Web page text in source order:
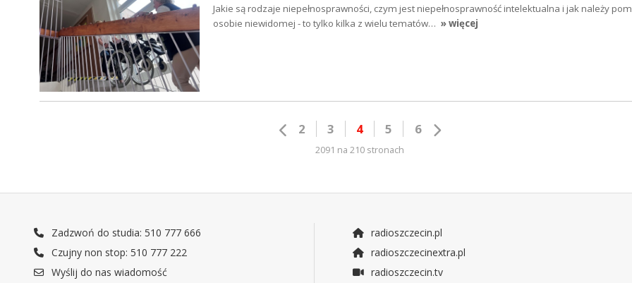
Jakie są rodzaje niepełnosprawności, czym jest niepełnosprawność intelektualna i jak należy
osobie niewidomej - to tylko kilka z wielu tematów… » więcej
2 3 4 5 6
2091 na 210 stronach
Zadzwoń do studia: 510 777 666
Czujny non stop: 510 777 222
Wyślij do nas wiadomość
radioszczecin.pl
radioszczecinextra.pl
radioszczecin.tv